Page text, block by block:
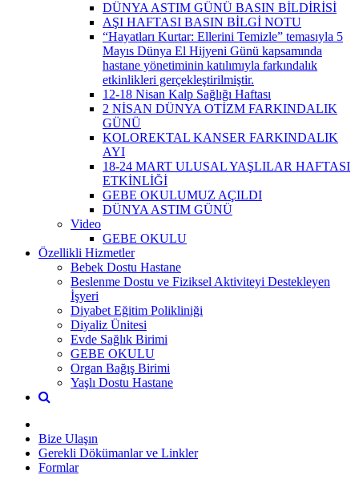
DÜNYA ASTIM GÜNÜ BASIN BİLDİRİSİ
AŞI HAFTASI BASIN BİLGİ NOTU
“Hayatları Kurtar: Ellerini Temizle” temasıyla 5
Mayıs Dünya El Hijyeni Günü kapsamında
hastane yönetiminin katılımıyla farkındalık
etkinlikleri gerçekleştirilmiştir.
12-18 Nisan Kalp Sağlığı Haftası
2 NİSAN DÜNYA OTİZM FARKINDALIK
GÜNÜ
KOLOREKTAL KANSER FARKINDALIK
AYI
18-24 MART ULUSAL YAŞLILAR HAFTASI
ETKİNLİĞİ
GEBE OKULUMUZ AÇILDI
DÜNYA ASTIM GÜNÜ
Video
GEBE OKULU
Özellikli Hizmetler
Bebek Dostu Hastane
Beslenme Dostu ve Fiziksel Aktiviteyi Destekleyen
İşyeri
Diyabet Eğitim Polikliniği
Diyaliz Ünitesi
Evde Sağlık Birimi
GEBE OKULU
Organ Bağış Birimi
Yaşlı Dostu Hastane
Bize Ulaşın
Gerekli Dökümanlar ve Linkler
Formlar